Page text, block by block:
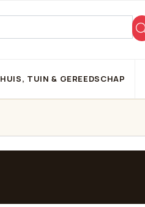
HUIS, TUIN & GEREEDSCHAP